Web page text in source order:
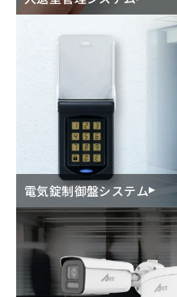
電気錠制御盤システム